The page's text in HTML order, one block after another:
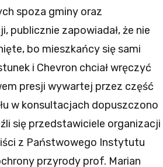
spoza gminy oraz
publicznie zapowiadał, że nie
bo mieszkańcy się sami
i Chevron chciał wręczyć
presji wywartej przez część
w konsultacjach dopuszczono
się przedstawiciele organizacji
z Państwowego Instytutu
przyrody prof. Marian